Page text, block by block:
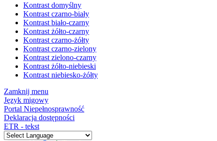
Kontrast domyślny
Kontrast czarno-biały
Kontrast biało-czarny
Kontrast żółto-czarny
Kontrast czarno-żółty
Kontrast czarno-zielony
Kontrast zielono-czarny
Kontrast żółto-niebieski
Kontrast niebiesko-żółty
Zamknij menu
Język migowy
Portal Niepełnosprawność
Deklaracja dostępności
ETR - tekst